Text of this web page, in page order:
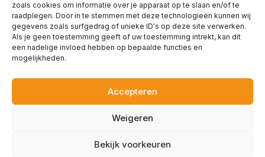
zoals cookies om informatie over je apparaat op te slaan en/of te
raadplegen. Door in te stemmen met deze technologieën kunnen wij
gegevens zoals surfgedrag of unieke ID's op deze site verwerken.
Als je geen toestemming geeft of uw toestemming intrekt, kan dit
een nadelige invloed hebben op bepaalde functies en
mogelijkheden.
Accepteren
Weigeren
Bekijk voorkeuren
Direct naar
Home
Diensten
Foto’s
Klantervaring